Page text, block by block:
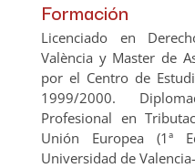
Formación
Licenciado en
València y Master de
por el Centro de
1999/2000.
Profesional en
Unión Europea (1ª
Universidad de